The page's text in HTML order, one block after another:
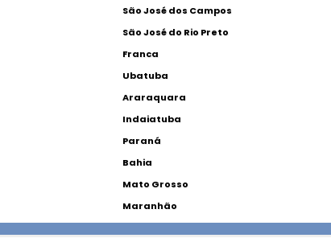
São José dos Campos
São José do Rio Preto
Franca
Ubatuba
Araraquara
Indaiatuba
Paraná
Bahia
Mato Grosso
Maranhão